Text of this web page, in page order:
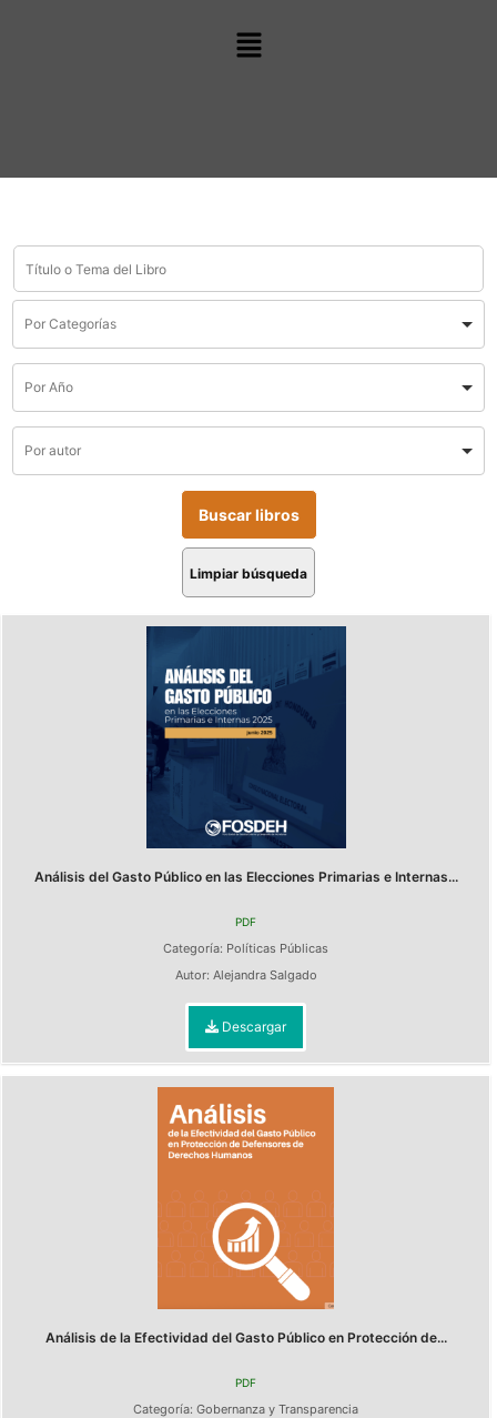
Limpiar búsqueda
Análisis del Gasto Público en las Elecciones Primarias e Internas...
PDF
Categoría: Políticas Públicas
Autor: Alejandra Salgado
Descargar
Análisis de la Efectividad del Gasto Público en Protección de...
PDF
Categoría: Gobernanza y Transparencia